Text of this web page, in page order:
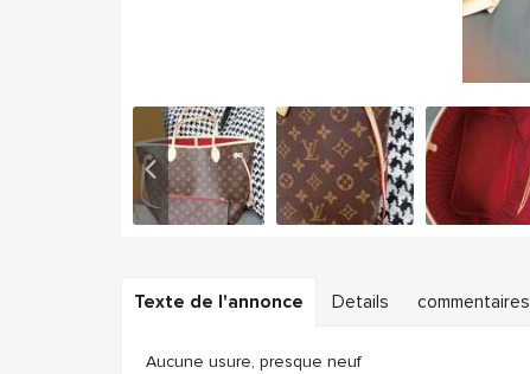
Texte de l'annonce Details commentaires
Aucune usure, presque neuf